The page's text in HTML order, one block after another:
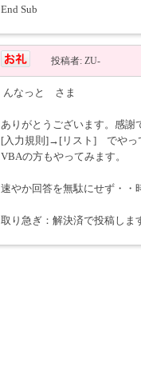
End Sub
投稿者: ZU-
んなっと さま
ありがとうございます。感謝
[入力規則]→[リスト] でやっ
VBAの方もやってみます。
速やか回答を無駄にせず・・
取り急ぎ：解決済で投稿しま